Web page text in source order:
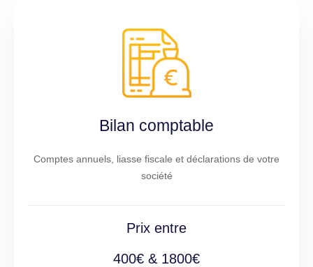
Bilan comptable
Comptes annuels, liasse fiscale et déclarations de votre
société
Prix entre
400€ & 1800€